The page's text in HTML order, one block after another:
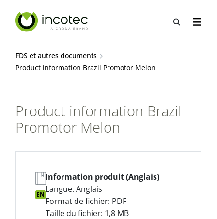
contenu
menu
FDS et autres documents
Product information Brazil Promotor Melon
Product information Brazil
Promotor Melon
EN
Information produit (Anglais)
Langue: Anglais
Format de fichier: PDF
Taille du fichier: 1,8 MB